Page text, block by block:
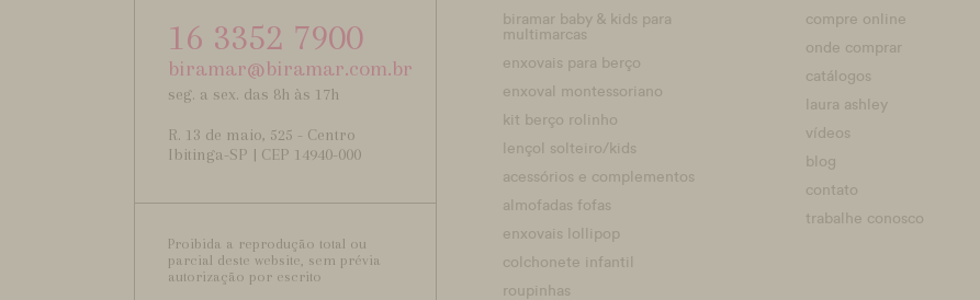
16 3352 7900
biramar@biramar.com.br
seg. a sex. das 8h às 17h
R. 13 de maio, 525 - Centro
Ibitinga-SP | CEP 14940-000
Proibida a reprodução total ou
parcial deste website, sem prévia
autorização por escrito
biramar baby & kids para
multimarcas
enxovais para berço
enxoval montessoriano
kit berço rolinho
lençol solteiro/kids
acessórios e complementos
almofadas fofas
enxovais lollipop
colchonete infantil
roupinhas
compre online
onde comprar
catálogos
laura ashley
vídeos
blog
contato
trabalhe conosco